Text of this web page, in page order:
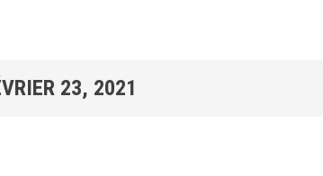
23, 2021